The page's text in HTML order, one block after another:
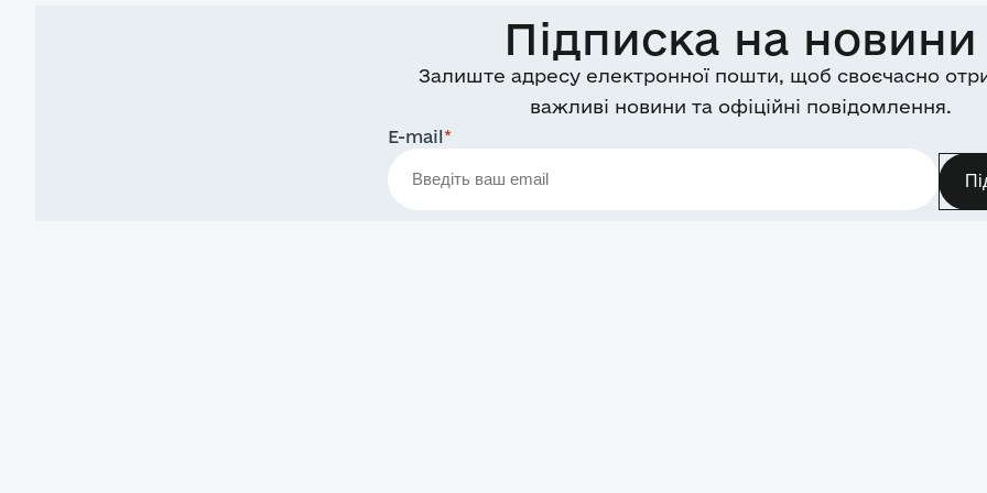
Підписка на новини
Залиште адресу електронної пошти, щоб своєчасно
важливі новини та офіційні повідомлення.
E-mail*